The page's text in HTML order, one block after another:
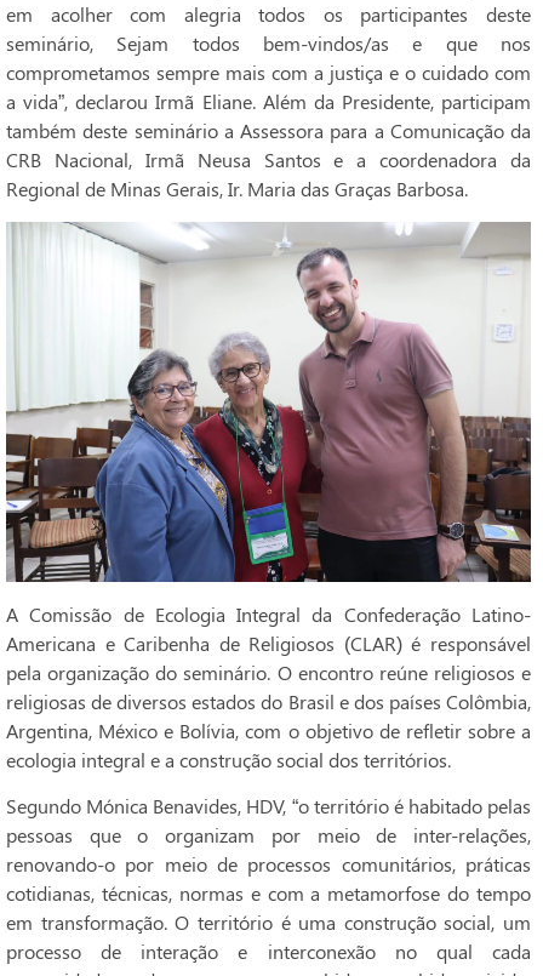
em acolher com alegria todos os participantes deste
seminário, Sejam todos bem-vindos/as e que nos
comprometamos sempre mais com a justiça e o cuidado com
a vida”, declarou Irmã Eliane. Além da Presidente, participam
também deste seminário a Assessora para a Comunicação da
CRB Nacional, Irmã Neusa Santos e a coordenadora da
Regional de Minas Gerais,Ir. Maria das Graças Barbosa.
A Comissão de Ecologia Integral da Confederação Latino-
Americana e Caribenha de Religiosos (CLAR) é responsável
pela organização do seminário. O encontro reúne religiosos e
religiosas de diversos estados do Brasil e dos países Colômbia,
Argentina, México e Bolívia, com o objetivo de refletir sobre a
ecologia integral e a construção social dos territórios.
Segundo Mónica Benavides, HDV, “o território é habitado pelas
pessoas que o organizam por meio de inter-relações,
renovando-o por meio de processos comunitários, práticas
cotidianas, técnicas, normas e com a metamorfose do tempo
em transformação. O território é uma construção social, um
processo de interação e interconexão no qual cada